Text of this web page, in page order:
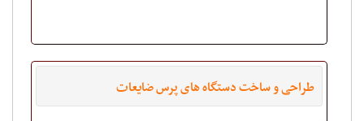
طراحی و ساخت دستگاه های پرس ضایعات